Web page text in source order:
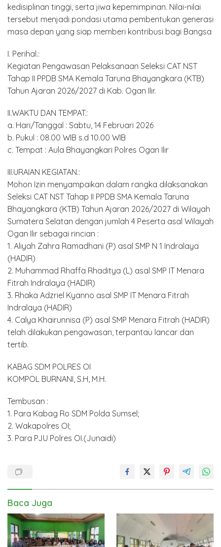
kedisiplinan tinggi, serta jiwa kepemimpinan. Nilai-nilai
tersebut menjadi pondasi utama pembentukan generasi
masa depan yang siap memberi kontribusi bagi Bangsa
I. Perihal.:
Kegiatan Pengawasan Pelaksanaan Seleksi CAT NST
Tahap II PPDB SMA Kemala Taruna Bhayangkara (KTB)
Tahun Ajaran 2026/2027 di Kab. Ogan Ilir.
II.WAKTU DAN TEMPAT.:
a. Hari/Tanggal : Sabtu, 14 Februari 2026
b. Pukul : 08.00 WIB s.d 10.00 WIB
c. Tempat : Aula Bhayangkari Polres Ogan Ilir
III.URAIAN KEGIATAN.:
Mohon Izin menyampaikan dalam rangka dilaksanakan
Seleksi CAT NST Tahap II PPDB SMA Kemala Taruna
Bhayangkara (KTB) Tahun Ajaran 2026/2027 di Wilayah
Sumatera Selatan dengan jumlah 4 Peserta asal Wilayah
Ogan Ilir sebagai rincian :
1. Aliyah Zahra Ramadhani (P) asal SMP N 1 Indralaya
(HADIR)
2. Muhammad Rhaffa Rhaditya (L) asal SMP IT Menara
Fitrah Indralaya (HADIR)
3. Rhaka Adzriel Kyanno asal SMP IT Menara Fitrah
Indralaya (HADIR)
4. Calya Khairunnisa (P) asal SMP Menara Fitrah (HADIR)
telah dilakukan pengawasan, terpantau lancar dan
tertib.
KABAG SDM POLRES OI
KOMPOL BURNANI, S.H, M.H.
Tembusan :
1. Para Kabag Ro SDM Polda Sumsel;
2. Wakapolres OI;
3. Para PJU Polres OI.(Junaidi)
Baca Juga